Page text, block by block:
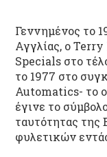
Γεννημένος το
Αγγλίας, ο
Specials στο
το 1977 στο
Automatics- το
έγινε το
ταυτότητας της
φυλετικών